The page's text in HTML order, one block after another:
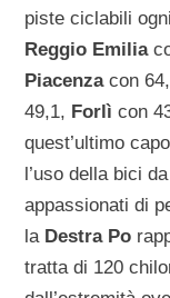
piste ciclabili
Reggio Emilia
Piacenzacon
49,1, Forlìcon
quest’ultimo
l’uso della bici
appassionati di
la Destra Po
tratta di 120